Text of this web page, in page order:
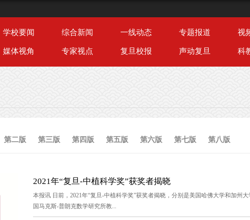
学校要闻 综合新闻 一线动态 专题报道 视
媒体视角 专家视点 复旦校报 声动复旦 科
第二版 第三版 第四版 第五版 第六版 第七版 第八版
2021年“复旦-中植科学奖”获奖者揭晓
本报讯 日前，2021年“复旦-中植科学奖”获奖者揭晓，分别是美国哈佛大学和加州
国马克斯-普朗克数学研究所教...